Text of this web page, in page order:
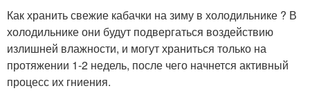
Как хранить свежие кабачки на зиму в холодильнике ? В
холодильнике они будут подвергаться воздействию
излишней влажности, и могут храниться только на
протяжении 1-2 недель, после чего начнется активный
процесс их гниения.